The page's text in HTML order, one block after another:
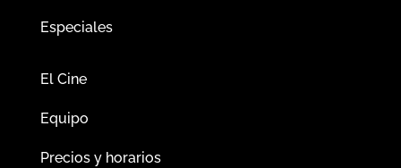
Especiales
El Cine
Equipo
Precios y horarios